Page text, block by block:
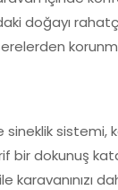
doğayı
sistemi,
bir dokunuş
karavanınızı